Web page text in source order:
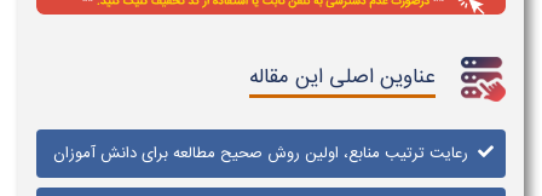
عناوین اصلی این مقاله
رعایت ترتیب منابع، اولین روش صحیح مطالعه برای دانش آموزان